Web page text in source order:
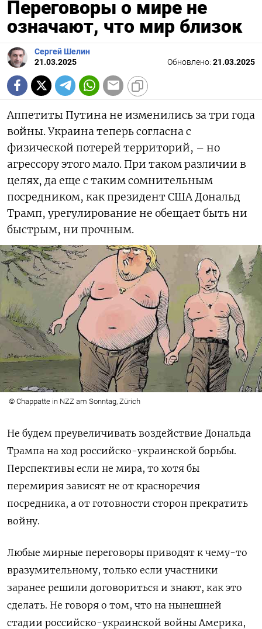
Переговоры о мире не
означают, что мир близок
Сергей Шелин
21.03.2025
Обновлено: 21.03.2025
Аппетиты Путина не изменились за три года
войны. Украина теперь согласна с
физической потерей территорий, – но
агрессору этого мало. При таком различии в
целях, да еще с таким сомнительным
посредником, как президент США Дональд
Трамп, урегулирование не обещает быть ни
быстрым, ни прочным.
© Chappatte in NZZ am Sonntag, Zürich
Не будем преувеличивать воздействие Дональда
Трампа на ход российско-украинской борьбы.
Перспективы если не мира, то хотя бы
перемирия зависят не от красноречия
посредника, а от готовности сторон прекратить
войну.
Любые мирные переговоры приводят к чему-то
вразумительному, только если участники
заранее решили договориться и знают, как это
сделать. Не говоря о том, что на нынешней
стадии российско-украинской войны Америка,